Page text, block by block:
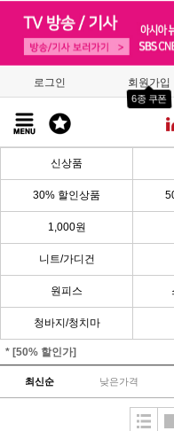
로그인 회원가입
6종 쿠폰
신상품
30% 할인상품
1,000원
니트/가디건
원피스
청바지/청치마
* [50% 할인가]
최신순 낮은가격